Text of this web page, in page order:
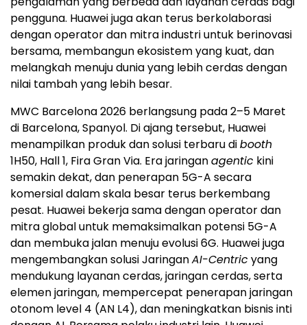
pengguna. Huawei juga akan terus berkolaborasi
dengan operator dan mitra industri untuk berinovasi
bersama, membangun ekosistem yang kuat, dan
melangkah menuju dunia yang lebih cerdas dengan
nilai tambah yang lebih besar.
MWC Barcelona 2026 berlangsung pada 2–5 Maret
di Barcelona, Spanyol. Di ajang tersebut, Huawei
menampilkan produk dan solusi terbaru dibooth
1H50, Hall 1, Fira Gran Via. Era jaringanagentic kini
semakin dekat, dan penerapan 5G-A secara
komersial dalam skala besar terus berkembang
pesat. Huawei bekerja sama dengan operator dan
mitra global untuk memaksimalkan potensi 5G-A
dan membuka jalan menuju evolusi 6G. Huawei juga
mengembangkan solusi JaringanAI-Centricyang
mendukung layanan cerdas, jaringan cerdas, serta
elemen jaringan, mempercepat penerapan jaringan
otonom level 4 (AN L4), dan meningkatkan bisnis inti